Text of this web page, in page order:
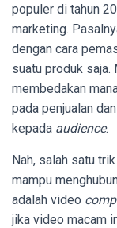
populer di tahun
marketing.
dengan cara
suatu produk saja.
membedakan
pada penjualan
kepada audience.
Nah, salah satu
mampu
adalah video
jika video macam